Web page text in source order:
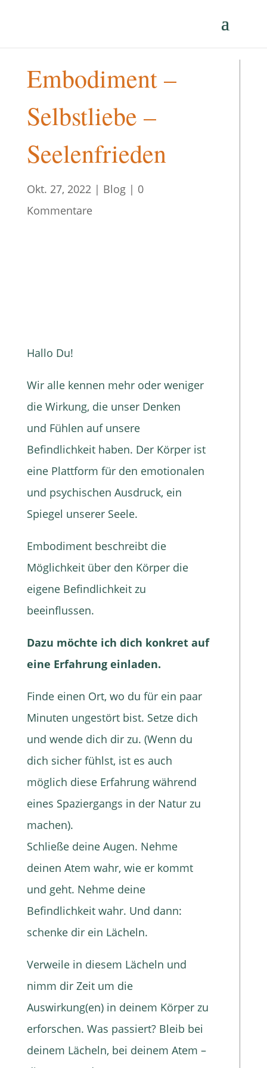
Embodiment –
Selbstliebe –
Seelenfrieden
Okt. 27, 2022| Blog| 0
Kommentare
Hallo Du!
Wir alle kennen mehr oder weniger
die Wirkung, die unser Denken
und Fühlen auf unsere
Befindlichkeit haben. Der Körper ist
eine Plattform für den emotionalen
und psychischen Ausdruck, ein
Spiegel unserer Seele.
Embodiment beschreibt die
Möglichkeit über den Körper die
eigene Befindlichkeit zu
beeinflussen.
Dazu möchte ich dich konkret auf
eine Erfahrung einladen.
Finde einen Ort, wo du für ein paar
Minuten ungestört bist. Setze dich
und wende dich dir zu. (Wenn du
dich sicher fühlst, ist es auch
möglich diese Erfahrung während
eines Spaziergangs in der Natur zu
machen).
Schließe deine Augen. Nehme
deinen Atem wahr, wie er kommt
und geht. Nehme deine
Befindlichkeit wahr. Und dann:
schenke dir ein Lächeln.
Verweile in diesem Lächeln und
nimm dir Zeit um die
Auswirkung(en) in deinem Körper zu
erforschen. Was passiert? Bleib bei
deinem Lächeln, bei deinem Atem –